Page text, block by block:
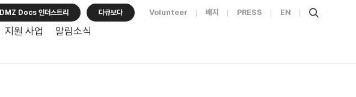
지원 사업 알림소식
DMZ Docs 인더스트리 다큐보다 Volunteer 배지 PRESS EN